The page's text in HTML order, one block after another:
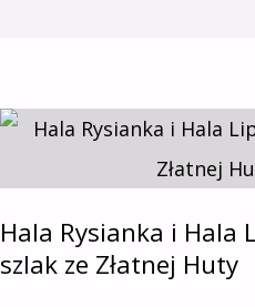
Hala Rysianka i Hala
szlak ze Złatnej Huty